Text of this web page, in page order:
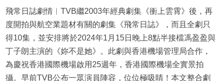
飛常日誌劇情︱TVB繼2003年經典劇集《衝上雲霄》後，再
度開拍與航空業題材有關的劇集《飛常日誌》，而且全劇只
得10集，並安排將於2024年1月15日晚上8點半接檔馮盈盈與
丁子朗主演的《妳不是她》。此劇與香港機場管理局合作，
為慶祝香港國際機場啟用25週年，香港國際機場全實景拍
攝。早前TVB公布一眾演員陣容，位位極吸睛！本文整合劇